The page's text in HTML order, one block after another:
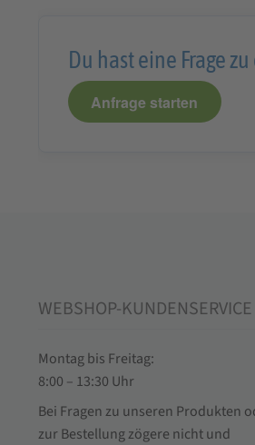
Du hast eine Frage
Anfrage starten
WEBSHOP-KUNDENSERVICE
Montag bis Freitag:
8:00 – 13:30 Uhr
Bei Fragen zu unseren Produkten
zur Bestellung zögere nicht und